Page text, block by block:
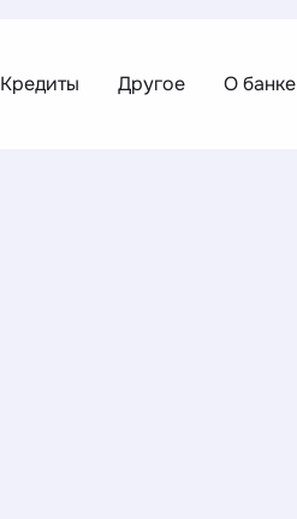
Кредиты Другое О банке